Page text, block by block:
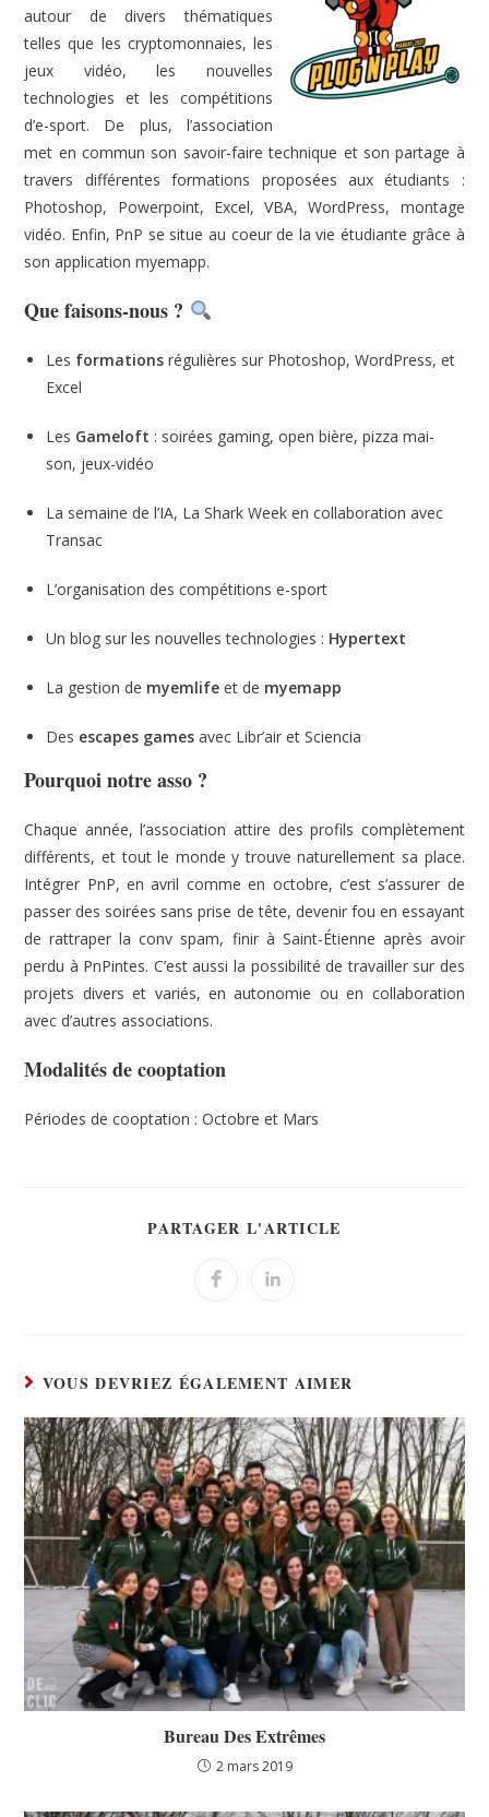
autour de divers thématiques
telles que les cryptomonnaies, les
jeux vidéo, les nouvelles
technologies et les compétitions
d’e-sport. De plus, l’association
met en commun son savoir-faire technique et son partage à
travers différentes formations proposées aux étudiants :
Photoshop, Powerpoint, Excel, VBA, WordPress, montage
vidéo. Enfin, PnP se situe au coeur de la vie étudiante grâce à
son application myemapp.
Que faisons-nous ?
Les formationsrégulières sur Photoshop, WordPress, et
Excel
Les Gameloft : soirées gaming, open bière, pizza mai-
son, jeux-vidéo
La semaine de l’IA, La Shark Week en collaboration avec
Transac
L’organisation des compétitions e-sport
Un blog sur les nouvelles technologies : Hypertext
La gestion de myemlifeet de myemapp
Des escapes gamesavec Libr’air et Sciencia
Pourquoi notre asso ?
Chaque année, l’association attire des profils complètement
différents, et tout le monde y trouve naturellement sa place.
Intégrer PnP, en avril comme en octobre, c’est s’assurer de
passer des soirées sans prise de tête, devenir fou en essayant
de rattraper la conv spam, finir à Saint-Étienne après avoir
perdu à PnPintes. C’est aussi la possibilité de travailler sur des
projets divers et variés, en autonomie ou en collaboration
avec d’autres associations.
Modalités de cooptation
Périodes de cooptation : Octobre et Mars
PARTAGER L'ARTICLE
VOUS DEVRIEZ ÉGALEMENT AIMER
Bureau Des Extrêmes
2 mars 2019